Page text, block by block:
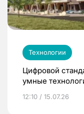
Технологии
Цифровой
умные
12:10 / 15.07.26